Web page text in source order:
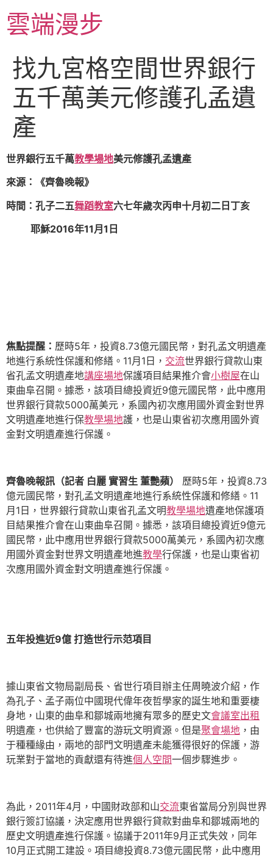
至雲端漫步
找九宮格空間世界銀行
五千萬美元修護孔孟遺
產
世界銀行五千萬教學場地美元修護孔孟遺產
來源：《齊魯晚報》
時間：孔子二五舞蹈教室六七年歲次丙申十月初二日丁亥
耶穌2016年11月1日
焦點提醒： 歷時5年，投資8.73億元國民幣，對孔孟文明遺產
地進行系統性保護和修繕。11月1日， 交流世界銀行貸款山東
省孔孟文明遺產地講座場地保護項目結果推介會小樹屋在山
東曲阜召開。據悉，該項目總投資近9億元國民幣，此中應用
世界銀行貸款5000萬美元，系國內初次應用國外資金對世界
文明遺產地進行保教學場地護，也是山東省初次應用國外資
金對文明遺產進行保護。
齊魯晚報訊（記者 白麗 實習生 董艷蘋）
歷時5年，投資8.73
億元國民幣，對孔孟文明遺產地進行系統性保護和修繕。11
月1日，世界銀行貸款山東省孔孟文明教學場地遺產地保護項
目結果推介會在山東曲阜召開。據悉，該項目總投資近9億元
國民幣，此中應用世界銀行貸款5000萬美元，系國內初次應
用國外資金對世界文明遺產地進教學行保護，也是山東省初
次應用國外資金對文明遺產進行保護。
五年投進近9億 打造世行示范項目
據山東省文物局副局長、省世行項目辦主任周曉波介紹，作
為孔子、孟子兩位中國現代偉年夜哲學家的誕生地和重要棲
身地，山東的曲阜和鄒城兩地擁有眾多的歷史文會議室出租
明遺產，也供給了豐富的游玩文明資源。但是聚會場地 ，由
于種種緣由，兩地的部門文明遺產未能獲得很好的保護，游
玩業對于當地的貢獻還有待進個人空間一個步驟進步。
為此，2011年4月，中國財政部和山交流東省當局分別與世界
銀行簽訂協議，決定應用世界銀行貸款對曲阜和鄒城兩地的
歷史文明遺產進行保護。協議于2011年9月正式失效，同年
10月正式開工建設。項目總投資8.73億元國民幣，此中應用